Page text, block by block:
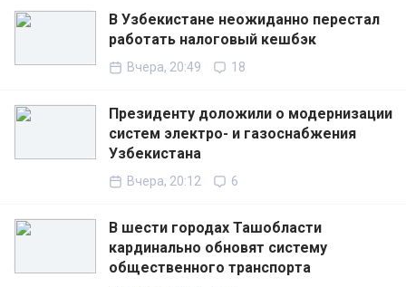
В Узбекистане неожиданно перестал
работать налоговый кешбэк
Вчера, 20:49 18
Президенту доложили о модернизации
систем электро- и газоснабжения
Узбекистана
Вчера, 20:12 6
В шести городах Ташобласти
кардинально обновят систему
общественного транспорта